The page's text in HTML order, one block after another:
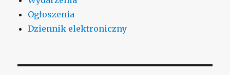
Ogłoszenia
Dziennik elektroniczny